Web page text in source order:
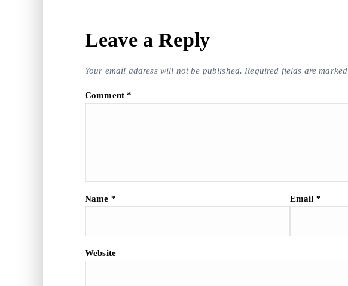
Leave a Reply
Your email address will not be published. Required fields are marked
Comment*
Name * Email *
Website